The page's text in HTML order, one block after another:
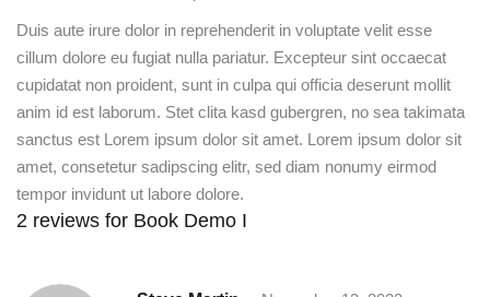
Duis aute irure dolor in reprehenderit in voluptate velit esse
cillum dolore eu fugiat nulla pariatur. Excepteur sint occaecat
cupidatat non proident, sunt in culpa qui officia deserunt mollit
anim id est laborum. Stet clita kasd gubergren, no sea takimata
sanctus est Lorem ipsum dolor sit amet. Lorem ipsum dolor sit
amet, consetetur sadipscing elitr, sed diam nonumy eirmod
tempor invidunt ut labore dolore.
2 reviews for Book Demo I